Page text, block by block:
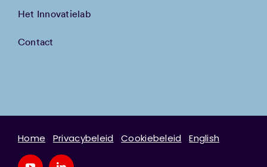
Het Innovatielab
Contact
Home Privacybeleid Cookiebeleid English